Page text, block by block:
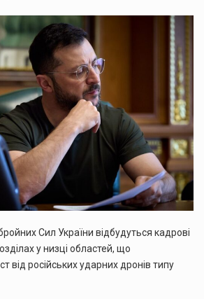
Сил України відбудуться кадрові
у низці областей, що
від російських ударних дронів типу